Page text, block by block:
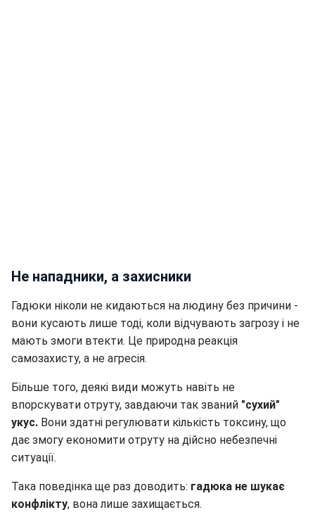
Не нападники, а захисники
Гадюки ніколи не кидаються на людину без причини -
вони кусають лише тоді, коли відчувають загрозу і не
мають змоги втекти. Це природна реакція
самозахисту, а не агресія.
Більше того, деякі види можуть навіть не
впорскувати отруту, завдаючи так званий "сухий"
укус. Вони здатні регулювати кількість токсину, що
дає змогу економити отруту на дійсно небезпечні
ситуації.
Така поведінка ще раз доводить: гадюка не шукає
конфлікту, вона лише захищається.